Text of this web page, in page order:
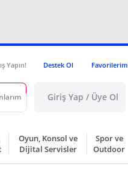
Yapın! Destek Ol Favorilerim
Giriş Yap / Üye Ol
Oyun, Konsol ve
Dijital Servisler
Spor ve
Outdoor